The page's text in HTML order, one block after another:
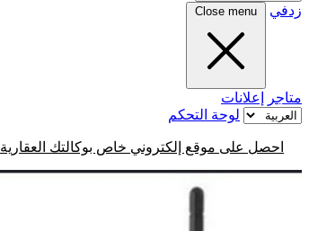
زدفي Close menu
متاجر
إعلانات
لوحة التحكم
احصل على موقع إلكتروني خاص بوكالتك العقارية